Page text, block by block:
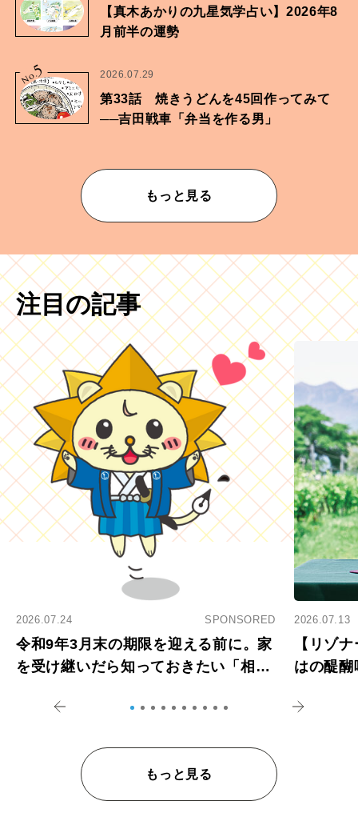
【真木あかりの九星気学占い】2026年8
月前半の運勢
No.5 2026.07.29
第33話 焼きうどんを45回作ってみて
──吉田戦車「弁当を作る男」
もっと見る
注目の記事
2026.07.24 SPONSORED
令和9年3月末の期限を迎える前に。家
を受け継いだら知っておきたい「相続
2026.07.13
【リゾ
はの醍
もっと見る